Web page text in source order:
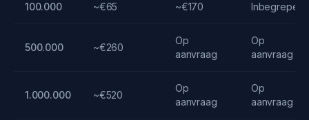
100.000 ~€65 ~€170 Inbegrepen
500.000 ~€260
Op
aanvraag
Op
aanvraag
1.000.000 ~€520
Op
aanvraag
Op
aanvraag